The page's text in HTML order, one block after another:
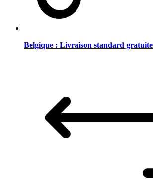
Belgique : Livraison standard gratuite